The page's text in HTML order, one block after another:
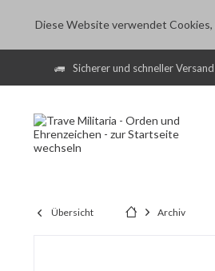
Diese Website verwendet
Sicherer und schneller Versand
Übersicht Archiv